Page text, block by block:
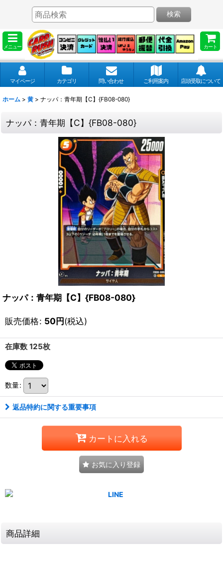
メニュー カート
検索
マイページ カテゴリ 問い合わせ ご利用案内 店頭受取について
ホーム > 黄 > ナッパ：青年期【C】{FB08-080}
ナッパ：青年期【C】{FB08-080}
ナッパ：青年期【C】{FB08-080}
販売価格: 50円(税込)
在庫数 125枚
数量:
返品特約に関する重要事項
カートに入れる
お気に入り登録
商品詳細